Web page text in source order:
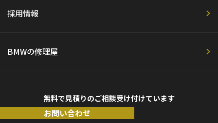
採用情報
BMWの修理屋
無料で見積りのご相談受け付けています
お問い合わせ